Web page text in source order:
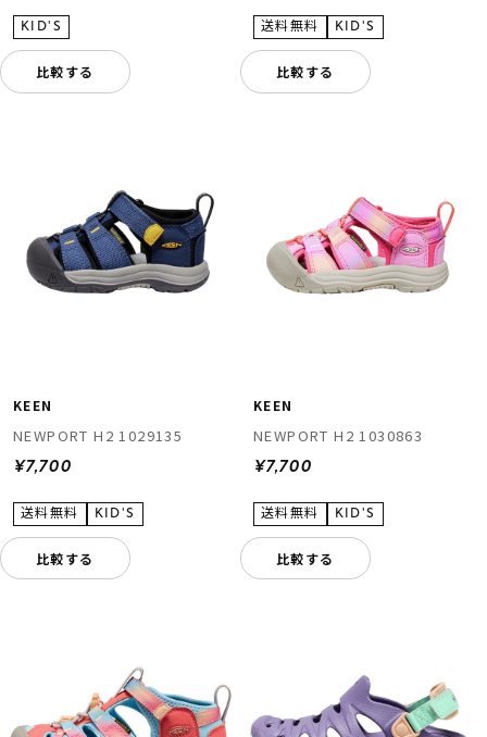
比較する 比較する
KEEN
NEWPORT H2 1029135
¥7,700
比較する
KEEN
NEWPORT H2 1030863
¥7,700
比較する